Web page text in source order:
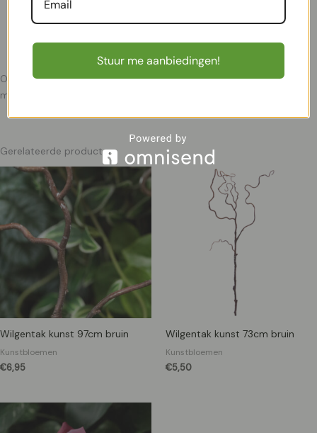
verzending.
Ontdek ook onze andere hoogwaardige kunsttakken en creëer
moeiteloos een stijlvol en groen interieur!
Gerelateerde producten
Wilgentak kunst 97cm bruin
Kunstbloemen
€6,95
Wilgentak kunst 73cm bruin
Kunstbloemen
€5,50
Stuur me aanbiedingen!